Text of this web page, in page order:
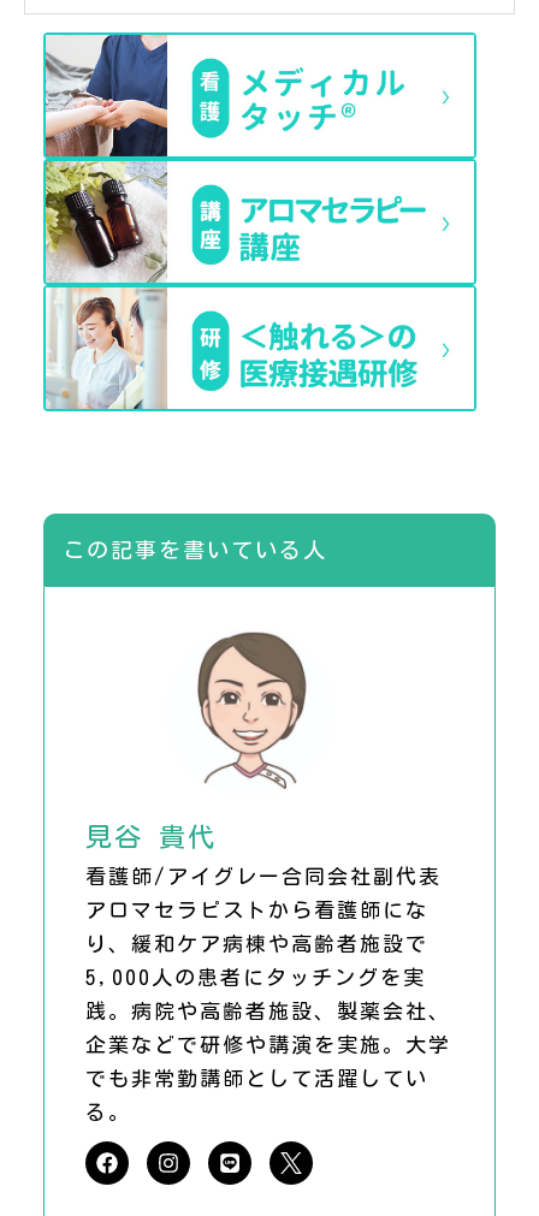
この記事を書いている人
見谷 貴代
看護師/アイグレー合同会社副代表
アロマセラピストから看護師にな
り、緩和ケア病棟や高齢者施設で
5,000人の患者にタッチングを実
践。病院や高齢者施設、製薬会社、
企業などで研修や講演を実施。大学
でも非常勤講師として活躍してい
る。